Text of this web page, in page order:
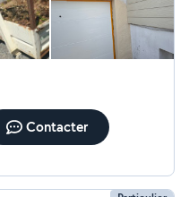
Contacter